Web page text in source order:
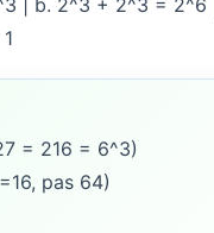
= 216 = 6^3)
pas 64)